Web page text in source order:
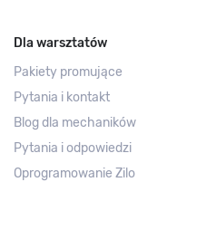
Dla warsztatów
Pakiety promujące
Pytania i kontakt
Blog dla mechaników
Pytania i odpowiedzi
Oprogramowanie Zilo